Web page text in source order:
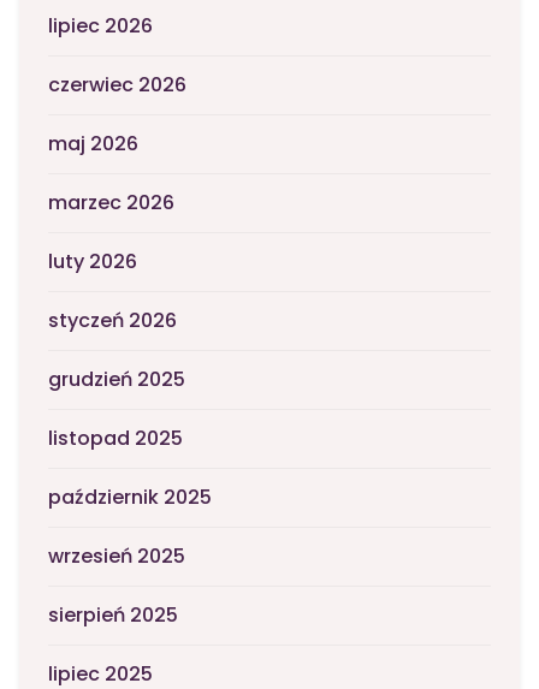
lipiec 2026
czerwiec 2026
maj 2026
marzec 2026
luty 2026
styczeń 2026
grudzień 2025
listopad 2025
październik 2025
wrzesień 2025
sierpień 2025
lipiec 2025